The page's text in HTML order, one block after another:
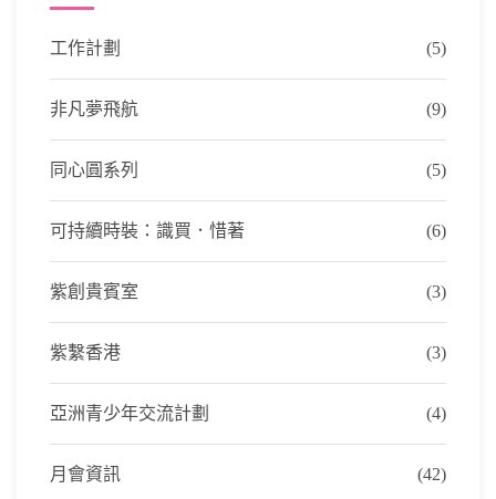
工作計劃 (5)
非凡夢飛航 (9)
同心圓系列 (5)
可持續時裝：識買．惜著 (6)
紫創貴賓室 (3)
紫繫香港 (3)
亞洲青少年交流計劃 (4)
月會資訊 (42)